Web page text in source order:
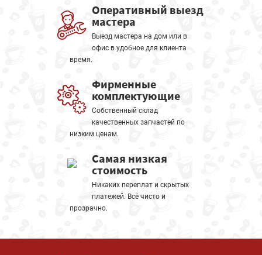
Оперативный выезд
мастера
Выезд мастера на дом или в
офис в удобное для клиента
время.
Фирменные
комплектующие
Собственный склад
качественных запчастей по
низким ценам.
Самая низкая
стоимость
Никаких переплат и скрытых
платежей. Всё чисто и
прозрачно.